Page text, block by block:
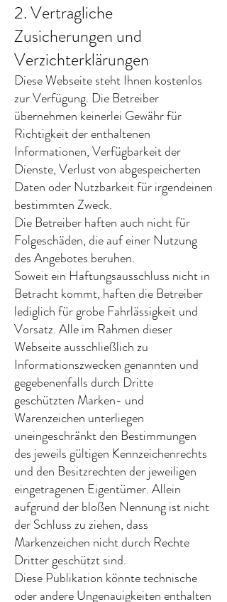
2. Vertragliche
Zusicherungen und
Verzichterklärungen
Diese Webseite steht Ihnen kostenlos
zur Verfügung. Die Betreiber
übernehmen keinerlei Gewähr für
Richtigkeit der enthaltenen
Informationen, Verfügbarkeit der
Dienste, Verlust von abgespeicherten
Daten oder Nutzbarkeit für irgendeinen
bestimmten Zweck.
Die Betreiber haften auch nicht für
Folgeschäden, die auf einer Nutzung
des Angebotes beruhen.
Soweit ein Haftungsausschluss nicht in
Betracht kommt, haften die Betreiber
lediglich für grobe Fahrlässigkeit und
Vorsatz. Alle im Rahmen dieser
Webseite ausschließlich zu
Informationszwecken genannten und
gegebenenfalls durch Dritte
geschützten Marken- und
Warenzeichen unterliegen
uneingeschränkt den Bestimmungen
des jeweils gültigen Kennzeichenrechts
und den Besitzrechten der jeweiligen
eingetragenen Eigentümer. Allein
aufgrund der bloßen Nennung ist nicht
der Schluss zu ziehen, dass
Markenzeichen nicht durch Rechte
Dritter geschützt sind.
Diese Publikation könnte technische
oder andere Ungenauigkeiten enthalten